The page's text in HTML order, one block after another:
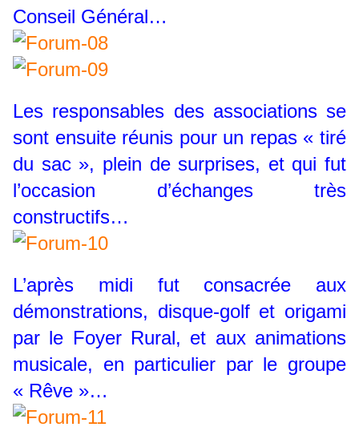
Conseil Général…
Les responsables des associations se
sont ensuite réunis pour un repas « tiré
du sac », plein de surprises, et qui fut
l’occasion d’échanges très
constructifs…
L’après midi fut consacrée aux
démonstrations, disque-golf et origami
par le Foyer Rural, et aux animations
musicale, en particulier par le groupe
« Rêve »…